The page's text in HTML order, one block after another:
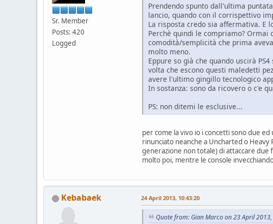
Sr. Member
Posts: 420
Logged
Prendendo spunto dall'ultima
lancio, quando con il corrispettivo
La risposta credo sia affermativa. E
Perchè quindi le compriamo?
comodità/semplicità che prima
molto meno.
Eppure so già che quando uscirà
volta che escono questi maledetti
avere l'ultimo gingillo tecnologico
In sostanza: sono da ricovero o c'e
PS: non ditemi le esclusive...
per come la vivo io i concetti sono due
rinunciato neanche a Uncharted o Heavy
generazione non totale) di attaccare due
molto poi, mentre le console
Kebabaek 24 April 2013, 10:43:20
Quote from: Gian Marco on 23 April